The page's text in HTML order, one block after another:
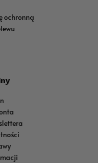
ochronną